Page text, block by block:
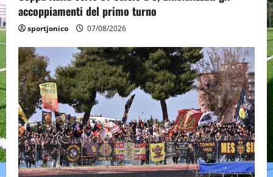
accoppiamenti del primo turno
sportjonico 07/08/2026